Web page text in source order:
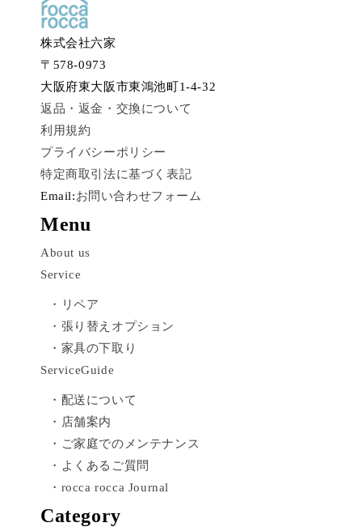
株式会社六家
〒578-0973
大阪府東大阪市東鴻池町1-4-32
返品・返金・交換について
利用規約
プライバシーポリシー
特定商取引法に基づく表記
Email:お問い合わせフォーム
Menu
About us
Service
・リペア
・張り替えオプション
・家具の下取り
ServiceGuide
・配送について
・店舗案内
・ご家庭でのメンテナンス
・よくあるご質問
・rocca rocca Journal
Category